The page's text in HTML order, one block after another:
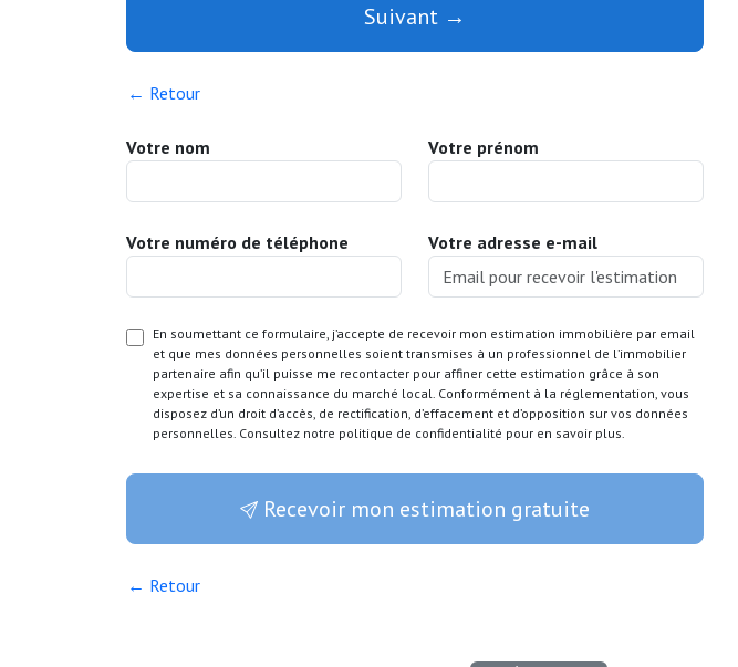
Suivant →
← Retour
Votre nom Votre prénom
Votre numéro de téléphone Votre adresse e-mail
En soumettant ce formulaire, j’accepte de recevoir mon estimation immobilière par email
et que mes données personnelles soient transmises à un professionnel de l’immobilier
partenaire afin qu’il puisse me recontacter pour affiner cette estimation grâce à son
expertise et sa connaissance du marché local. Conformément à la réglementation, vous
disposez d’un droit d’accès, de rectification, d’effacement et d’opposition sur vos données
personnelles. Consultez notre politique de confidentialité pour en savoir plus.
Recevoir mon estimation gratuite
← Retour